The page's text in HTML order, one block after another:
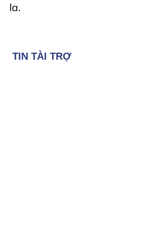
la.